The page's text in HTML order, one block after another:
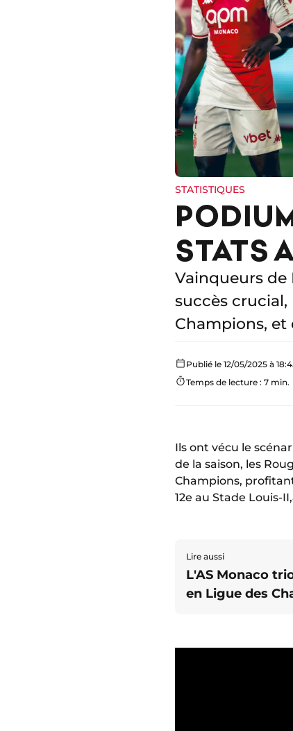
STATISTIQUES
STATS
Vainqueurs de
succès
Champions, et
Publié le 12/05/2025 à
Temps de lecture : 7 min.
Ils ont vécu le
de la saison, les
Champions,
12e au Stade Louis-II,
Lire aussi
L'AS Monaco
en Ligue des